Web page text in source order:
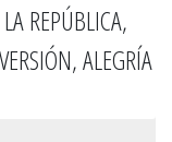
REPÚBLICA,
ALEGRÍA